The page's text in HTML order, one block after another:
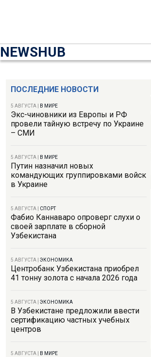
NEWSHUB
ПОСЛЕДНИЕ НОВОСТИ
5 АВГУСТА В МИРЕ
Экс-чиновники из Европы и РФ
провели тайную встречу по Украине
– СМИ
5 АВГУСТА В МИРЕ
Путин назначил новых
командующих группировками войск
в Украине
5 АВГУСТА СПОРТ
Фабио Каннаваро опроверг слухи о
своей зарплате в сборной
Узбекистана
5 АВГУСТА ЭКОНОМИКА
Центробанк Узбекистана приобрел
41 тонну золота с начала 2026 года
5 АВГУСТА ЭКОНОМИКА
В Узбекистане предложили ввести
сертификацию частных учебных
центров
5 АВГУСТА В МИРЕ